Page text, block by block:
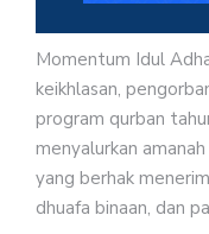
Momentum Idul
keikhlasan,
program qurban
menyalurkan
yang berhak
dhuafa binaan, dan